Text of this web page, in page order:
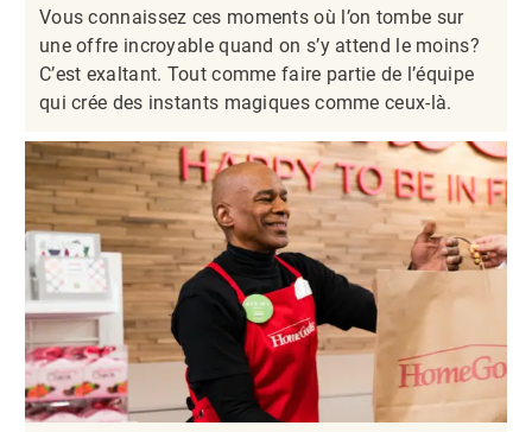
Vous connaissez ces moments où l’on tombe sur
une offre incroyable quand on s’y attend le moins?
C’est exaltant. Tout comme faire partie de l’équipe
qui crée des instants magiques comme ceux-là.​​​​​​​